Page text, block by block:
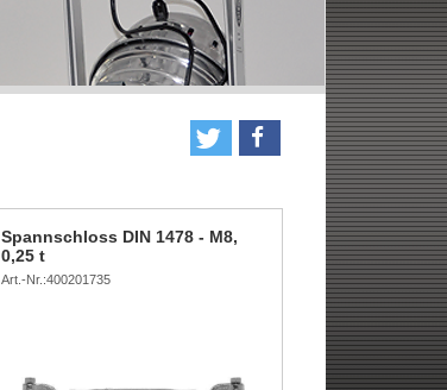
Spannschloss DIN 1478 - M8,
0,25 t
Art.-Nr.:400201735